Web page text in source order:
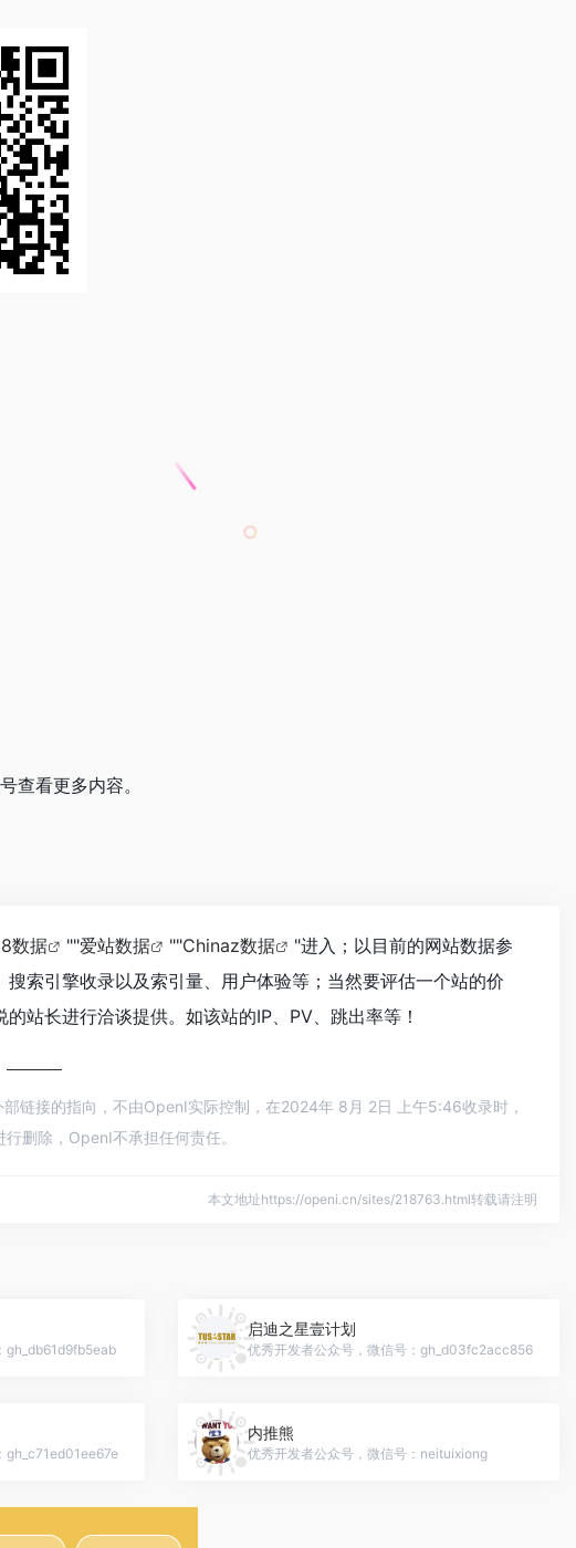
查看更多内容。
数据 ""爱站数据 ""Chinaz数据
"进入；以目前的网站数据参
索引擎收录以及索引量、用户体验等；当然要评估一个站的价
站长进行洽谈提供。如该站的IP、PV、跳出率等！
链接的指向，不由OpenI实际控制，在2024年 8月 2日 上午5:46收录时，
删除，OpenI不承担任何责任。
本文地址https://openi.cn/sites/218763.html转载请注明
gh_db61d9fb5eab
启迪之星壹计划
优秀开发者公众号，微信号：gh_d03fc2acc856
gh_c71ed01ee67e
内推熊
优秀开发者公众号，微信号：neituixiong